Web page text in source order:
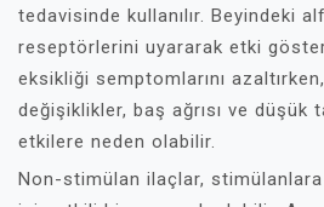
tedavisinde kullanılır. Beyindeki
reseptörlerini uyararak etki
eksikliği semptomlarını
değişiklikler, baş ağrısı ve düşük
etkilere neden olabilir.
Non-stimülan ilaçlar,